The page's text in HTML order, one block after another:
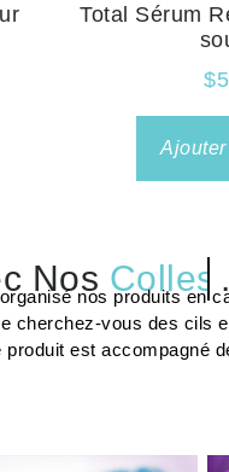
Total Sérum
$
Nos ...
nos produits en
cherchez-vous des cils
est accompagné